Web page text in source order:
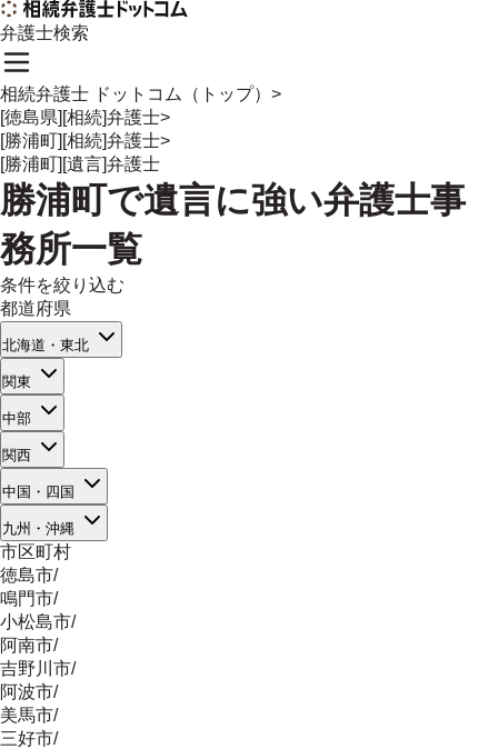
弁護士検索
相続弁護士 ドットコム（トップ） >
[徳島県][相続]弁護士>
[勝浦町][相続]弁護士>
[勝浦町][遺言]弁護士
勝浦町で遺言に強い弁護士事
務所一覧
条件を絞り込む
都道府県
北海道・東北
関東
中部
関西
中国・四国
九州・沖縄
市区町村
徳島市/
鳴門市/
小松島市/
阿南市/
吉野川市/
阿波市/
美馬市/
三好市/